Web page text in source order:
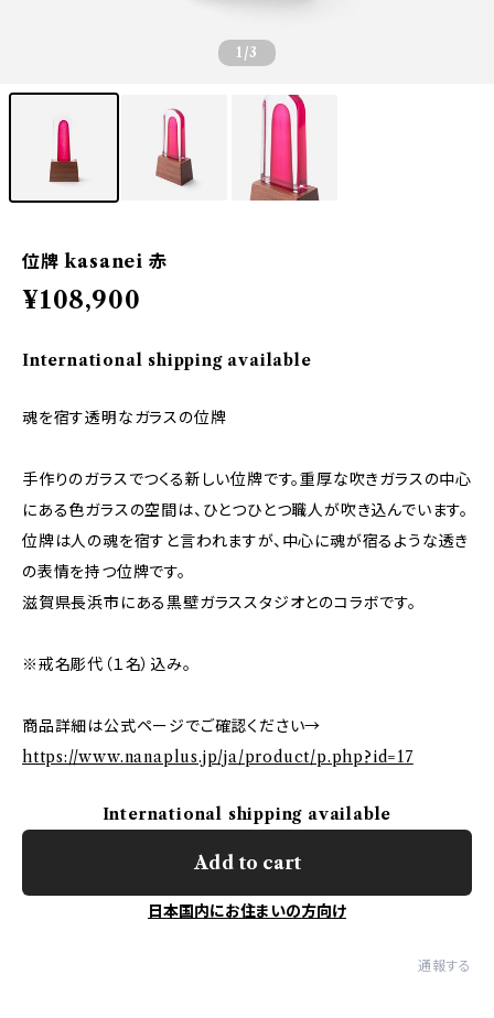
1 /3
位牌 kasanei 赤
¥108,900
International shipping available
魂を宿す透明なガラスの位牌
手作りのガラスでつくる新しい位牌です。重厚な吹きガラスの中心
にある色ガラスの空間は、ひとつひとつ職人が吹き込んでいます。
位牌は人の魂を宿すと言われますが、中心に魂が宿るような透き
の表情を持つ位牌です。
滋賀県長浜市にある黒壁ガラススタジオとのコラボです。
※戒名彫代（１名）込み。
商品詳細は公式ページでご確認ください→
https://www.nanaplus.jp/ja/product/p.php?id=17
International shipping available
Add to cart
日本国内にお住まいの方向け
通報する